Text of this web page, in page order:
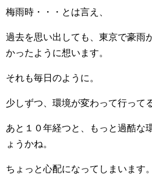
梅雨時・・・とは言え、
過去を思い出しても、東京で豪雨
かったように想います。
それも毎日のように。
少しずつ、環境が変わって行って
あと１０年経つと、もっと過酷な
ょうかね。
ちょっと心配になってしまいます。